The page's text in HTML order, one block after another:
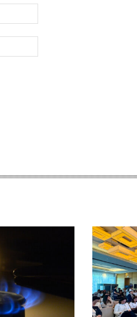
почта:*
Сайт: